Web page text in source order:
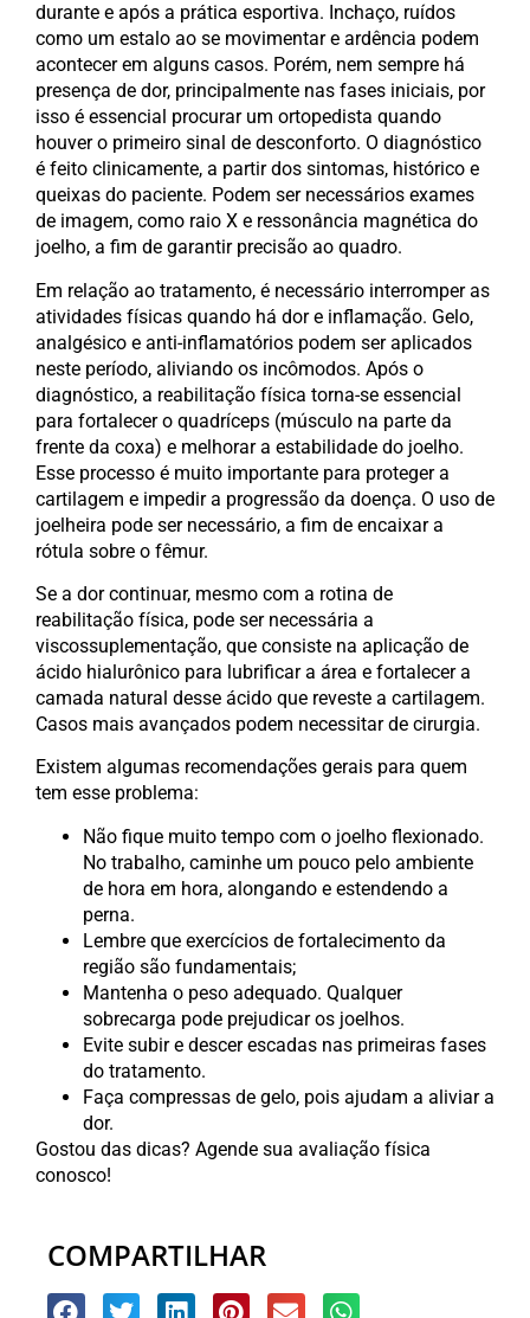
durante e após a prática esportiva. Inchaço, ruídos
como um estalo ao se movimentar e ardência podem
acontecer em alguns casos. Porém, nem sempre há
presença de dor, principalmente nas fases iniciais, por
isso é essencial procurar um ortopedista quando
houver o primeiro sinal de desconforto. O diagnóstico
é feito clinicamente, a partir dos sintomas, histórico e
queixas do paciente. Podem ser necessários exames
de imagem, como raio X e ressonância magnética do
joelho, a fim de garantir precisão ao quadro.
Em relação ao tratamento, é necessário interromper as
atividades físicas quando há dor e inflamação. Gelo,
analgésico e anti-inflamatórios podem ser aplicados
neste período, aliviando os incômodos. Após o
diagnóstico, a reabilitação física torna-se essencial
para fortalecer o quadríceps (músculo na parte da
frente da coxa) e melhorar a estabilidade do joelho.
Esse processo é muito importante para proteger a
cartilagem e impedir a progressão da doença. O uso de
joelheira pode ser necessário, a fim de encaixar a
rótula sobre o fêmur.
Se a dor continuar, mesmo com a rotina de
reabilitação física, pode ser necessária a
viscossuplementação, que consiste na aplicação de
ácido hialurônico para lubrificar a área e fortalecer a
camada natural desse ácido que reveste a cartilagem.
Casos mais avançados podem necessitar de cirurgia.
Existem algumas recomendações gerais para quem
tem esse problema:
Não fique muito tempo com o joelho flexionado.
No trabalho, caminhe um pouco pelo ambiente
de hora em hora, alongando e estendendo a
perna.
Lembre que exercícios de fortalecimento da
região são fundamentais;
Mantenha o peso adequado. Qualquer
sobrecarga pode prejudicar os joelhos.
Evite subir e descer escadas nas primeiras fases
do tratamento.
Faça compressas de gelo, pois ajudam a aliviar a
dor.
Gostou das dicas? Agende sua avaliação física
conosco!
COMPARTILHAR